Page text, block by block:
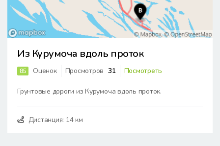
Из Курумоча вдоль проток
85 Оценок Просмотров 31 Посмотреть
Грунтовые дороги из Курумоча вдоль проток.
Дистанция: 14 км